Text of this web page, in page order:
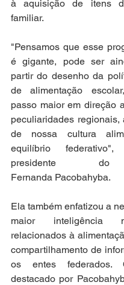
à aquisição de itens
familiar.
"Pensamos que esse
é gigante, pode ser
partir do desenho da
de alimentação
passo maior em direção
peculiaridades regionais,
de nossa cultura
equilíbrio
presidente
Fernanda Pacobahyba.
Ela também enfatizou a
maior inteligência
relacionados à
compartilhamento de
os entes federados.
destacado por